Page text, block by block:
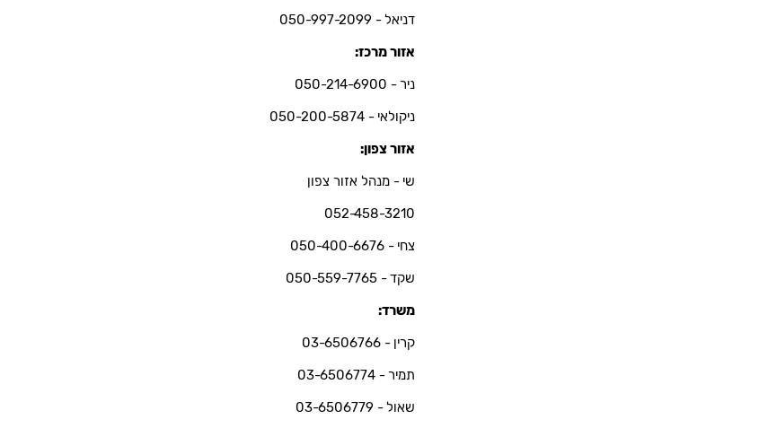
דניאל - 050-997-2099
אזור מרכז:
ניר - 050-214-6900
ניקולאי - 050-200-5874
אזור צפון:
שי - מנהל אזור צפון
052-458-3210
צחי - 050-400-6676
שקד - 050-559-7765
משרד:
קרין - 03-6506766
תמיר - 03-6506774
שאול - 03-6506779